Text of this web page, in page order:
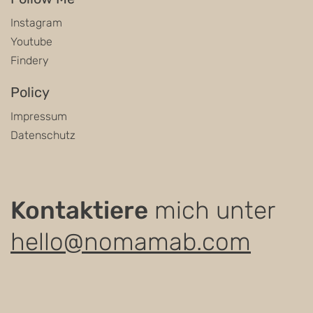
Kontaktiere mich unter
hello@nomamab.com
Instagram
Youtube
Findery
Policy
Impressum
Datenschutz